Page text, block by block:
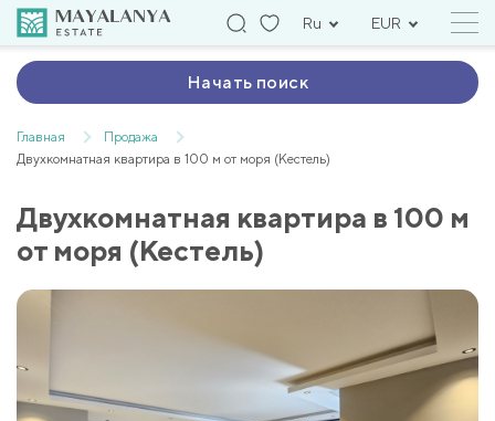
Ru EUR
Начать поиск
Главная
Продажа
Двухкомнатная квартира в 100 м от моря (Кестель)
Двухкомнатная квартира в 100 м
от моря (Кестель)